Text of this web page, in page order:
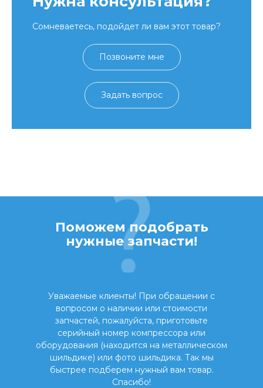
Сомневаетесь, подойдет ли вам этот товар?
Позвоните мне
Задать вопрос
Поможем подобрать
нужные запчасти!
Уважаемые клиенты! При обращении с
вопросом о наличии или стоимости
запчастей, пожалуйста, приготовьте
серийный номер компрессора или
оборудования (находится на металлическом
шильдике) или фото шильдика. Так мы
быстрее подберем нужный вам товар.
Спасибо!